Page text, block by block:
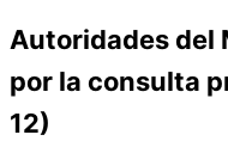
Autoridades del
por la consulta
12)